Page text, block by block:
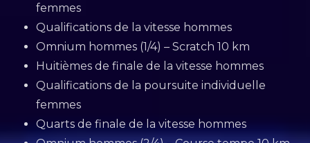
femmes
Qualifications de la vitesse hommes
Omnium hommes (1/4) – Scratch 10 km
Huitièmes de finale de la vitesse hommes
Qualifications de la poursuite individuelle
femmes
Quarts de finale de la vitesse hommes